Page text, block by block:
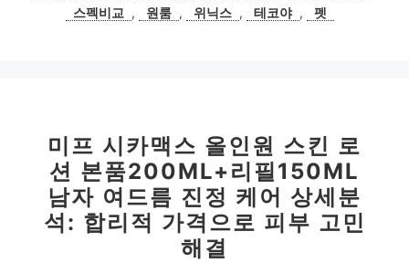
스펙비교 , 원룸 , 위닉스 , 테코야 , 펫
미프 시카맥스 올인원 스킨 로
션 본품200ML+리필150ML
남자 여드름 진정 케어 상세분
석: 합리적 가격으로 피부 고민
해결